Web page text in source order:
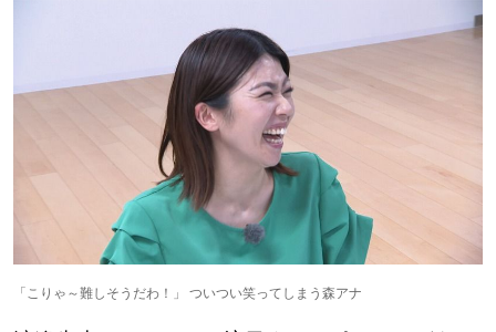
「こりゃ～難しそうだわ！」 ついつい笑ってしまう森アナ